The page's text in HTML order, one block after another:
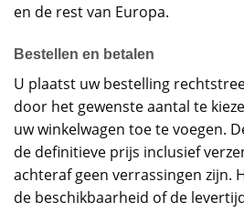
en de rest van Europa.
Bestellen en betalen
U plaatst uw bestelling
door het gewenste aantal te
uw winkelwagen toe te voegen.
de definitieve prijs inclusief
achteraf geen verrassingen zijn.
de beschikbaarheid of de